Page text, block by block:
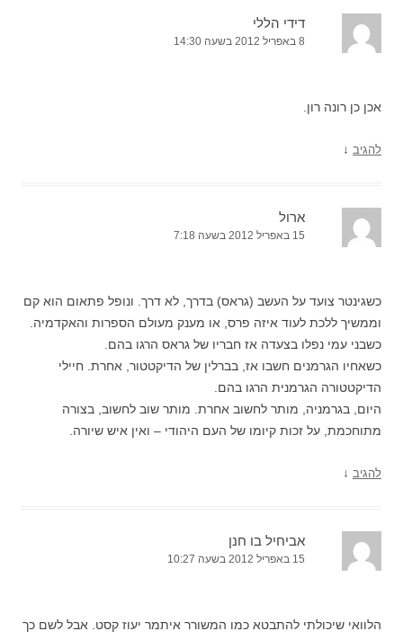
דידי הללי
8 באפריל 2012 בשעה 14:30
אכן כן רונה רון.
להגיב ↓
ארול
15 באפריל 2012 בשעה 7:18
כשגינטר צועד על העשב (גראס) בדרך, לא דרך. ונופל פתאום הוא קם
וממשיך ללכת לעוד איזה פרס, או מענק מעולם הספרות והאקדמיה.
כשבני עמי נפלו בצעדה אז חבריו של גראס הרגו בהם.
כשאחיו הגרמנים חשבו אז, בברלין של הדיקטטור, אחרת. חיילי
הדיקטטורה הגרמנית הרגו בהם.
היום, בגרמניה, מותר לחשוב אחרת. מותר שוב לחשוב, בצורה
מתוחכמת, על זכות קיומו של העם היהודי – ואין איש שיורה.
להגיב ↓
אביחיל בו חנן
15 באפריל 2012 בשעה 10:27
הלוואי שיכולתי להתבטא כמו המשורר איתמר יעוז קסט. אבל לשם כך